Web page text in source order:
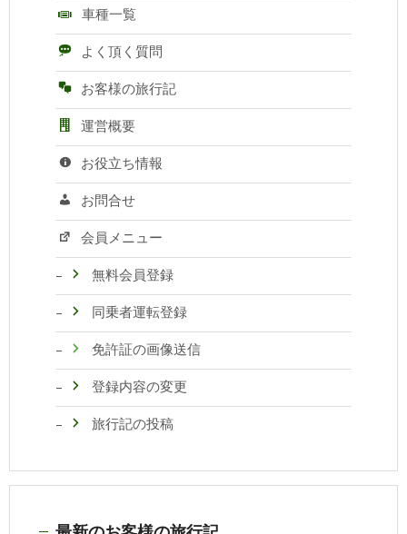
車種一覧
よく頂く質問
お客様の旅行記
運営概要
お役立ち情報
お問合せ
会員メニュー
無料会員登録
同乗者運転登録
免許証の画像送信
登録内容の変更
旅行記の投稿